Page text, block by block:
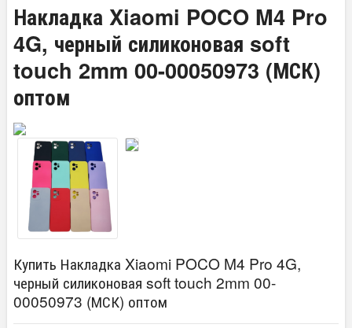
Накладка Xiaomi POCO M4 Pro
4G, черный силиконовая soft
touch 2mm 00-00050973 (МСК)
оптом
Купить Накладка Xiaomi POCO M4 Pro 4G,
черный силиконовая soft touch 2mm 00-
00050973 (МСК) оптом